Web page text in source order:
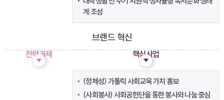
계 조성
브랜드 혁신
전략과제 핵심사업
(정체성) 가톨릭 사회교육 가치 홍보
(사회봉사) 사회공헌단을 통한 봉사와 나눔 중심